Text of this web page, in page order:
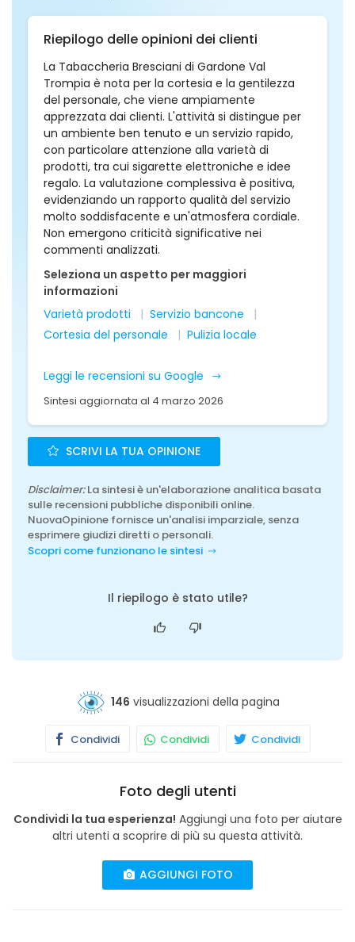
Riepilogo delle opinioni dei clienti
La Tabaccheria Bresciani di Gardone Val
Trompia è nota per la cortesia e la gentilezza
del personale, che viene ampiamente
apprezzata dai clienti. L'attività si distingue per
un ambiente ben tenuto e un servizio rapido,
con particolare attenzione alla varietà di
prodotti, tra cui sigarette elettroniche e idee
regalo. La valutazione complessiva è positiva,
evidenziando un rapporto qualità del servizio
molto soddisfacente e un'atmosfera cordiale.
Non emergono criticità significative nei
commenti analizzati.
Seleziona un aspetto per maggiori
informazioni
Varietà prodotti
Servizio bancone
Cortesia del personale
Pulizia locale
Leggi le recensioni su Google
Sintesi aggiornata al 4 marzo 2026
SCRIVI LA TUA OPINIONE
Disclaimer:La sintesi è un'elaborazione analitica basata
sulle recensioni pubbliche disponibili online.
NuovaOpinione fornisce un'analisi imparziale, senza
esprimere giudizi diretti o personali.
Scopri come funzionano le sintesi
Il riepilogo è stato utile?
146 visualizzazioni della pagina
Condividi Condividi Condividi
Foto degli utenti
Condividi la tua esperienza! Aggiungi una foto per aiutare
altri utenti a scoprire di più su questa attività.
AGGIUNGI FOTO